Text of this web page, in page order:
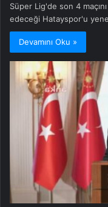
Süper Lig'de son 4
edeceği Hatayspor'u
Devamını Oku »